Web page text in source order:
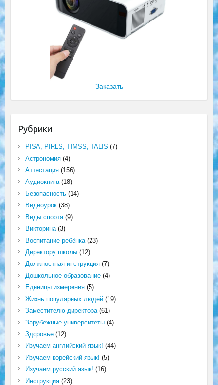
Заказать
Рубрики
PISA, PIRLS, TIMSS, TALIS (7)
Астрономия(4)
Аттестация(156)
Аудиокнига(18)
Безопасность(14)
Видеоурок(38)
Виды спорта(9)
Викторина(3)
Воспитание ребёнка(23)
Директору школы(12)
Должностная инструкция(7)
Дошкольное образование(4)
Единицы измерения(5)
Жизнь популярных людей(19)
Заместителю директора(61)
Зарубежные университеты(4)
Здоровье(12)
Изучаем английский язык! (44)
Изучаем корейский язык! (5)
Изучаем русский язык! (16)
Инструкция(23)